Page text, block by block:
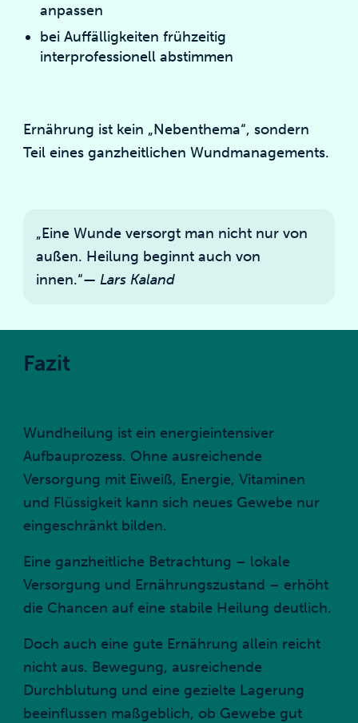
anpassen
bei Auffälligkeiten frühzeitig
interprofessionell abstimmen
Ernährung ist kein „Nebenthema“, sondern
Teil eines ganzheitlichen Wundmanagements.
„Eine Wunde versorgt man nicht nur von
außen. Heilung beginnt auch von
innen.“—Lars Kaland
Fazit
Wundheilung ist ein energieintensiver
Aufbauprozess. Ohne ausreichende
Versorgung mit Eiweiß, Energie, Vitaminen
und Flüssigkeit kann sich neues Gewebe nur
eingeschränkt bilden.
Eine ganzheitliche Betrachtung – lokale
Versorgung und Ernährungszustand – erhöht
die Chancen auf eine stabile Heilung deutlich.
Doch auch eine gute Ernährung allein reicht
nicht aus. Bewegung, ausreichende
Durchblutung und eine gezielte Lagerung
beeinflussen maßgeblich, ob Gewebe gut